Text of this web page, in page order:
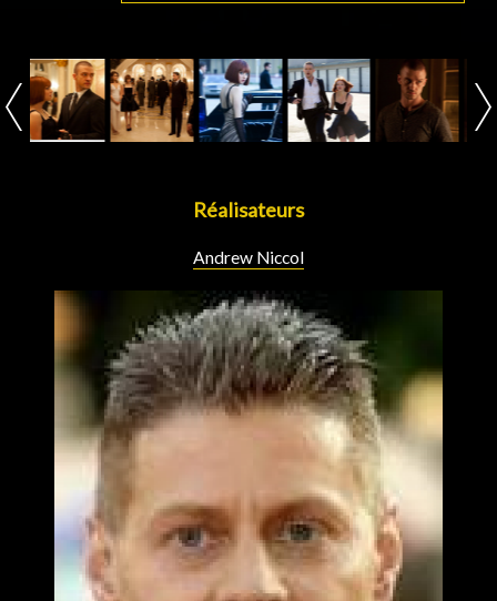
Réalisateurs
Andrew Niccol